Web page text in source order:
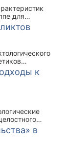
в
для
цель
позитивное
Под
и
в
для
(старающихся
говорит о том,
анализа, как
физического)
в практике.
к
зависимости
в